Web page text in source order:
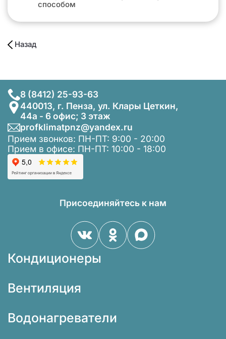
способом
Назад
8 (8412) 25-93-63
440013, г. Пенза, ул. Клары Цеткин,
44а - 6 офис; 3 этаж
profklimatpnz@yandex.ru
Прием звонков: ПН-ПТ: 9:00 - 20:00
Прием в офисе: ПН-ПТ: 10:00 - 18:00
Присоединяйтесь к нам
Кондиционеры
Вентиляция
Водонагреватели